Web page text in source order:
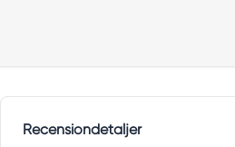
Recensiondetaljer